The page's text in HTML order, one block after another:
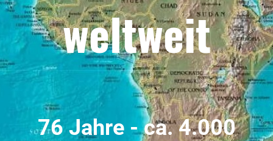
weltweit
76 Jahre - ca. 4.000